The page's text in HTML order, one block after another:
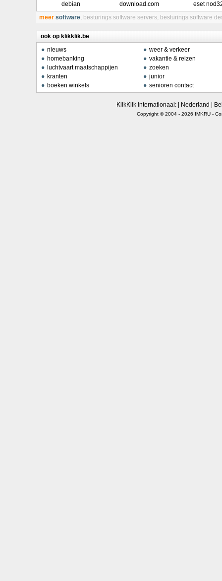
debian download.com
eset
meer software, besturings software servers, besturings software
ook op klikklik.be
nieuws
weer & verkeer
homebanking
vakantie & reizen
luchtvaart maatschappijen
zoeken
kranten
junior
boeken winkels
senioren contact
KlikKlik internationaal: | Nederland
Copyright © 2004 - 2026 IMKRU-